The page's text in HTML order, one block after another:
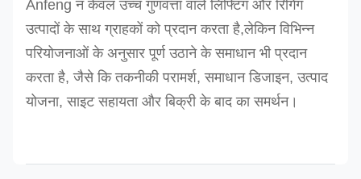
Anfeng न केवल उच्च गुणवत्ता वाले लिफ्टिंग और रिगिंग
उत्पादों के साथ ग्राहकों को प्रदान करता है,लेकिन विभिन्न
परियोजनाओं के अनुसार पूर्ण उठाने के समाधान भी प्रदान
करता है, जैसे कि तकनीकी परामर्श, समाधान डिजाइन, उत्पाद
योजना, साइट सहायता और बिक्री के बाद का समर्थन।